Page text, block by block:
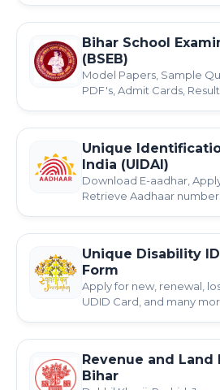
Bihar School
(BSEB)
Model Papers, Sample
PDF's, Admit Cards,
Unique
India (UIDAI)
Download E-aadhar,
Retrieve Aadhaar
Unique Disability
Form
Apply for new, renewal,
UDID Card, and many
Revenue and Land
Bihar